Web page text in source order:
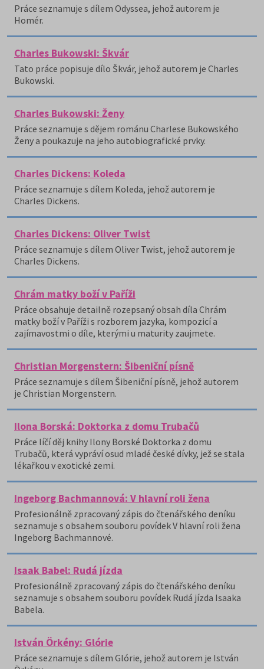
Práce seznamuje s dílem Odyssea, jehož autorem je
Homér.
Charles Bukowski: Škvár
Tato práce popisuje dílo Škvár, jehož autorem je Charles
Bukowski.
Charles Bukowski: Ženy
Práce seznamuje s dějem románu Charlese Bukowského
Ženy a poukazuje na jeho autobiografické prvky.
Charles Dickens: Koleda
Práce seznamuje s dílem Koleda, jehož autorem je
Charles Dickens.
Charles Dickens: Oliver Twist
Práce seznamuje s dílem Oliver Twist, jehož autorem je
Charles Dickens.
Chrám matky boží v Paříži
Práce obsahuje detailně rozepsaný obsah díla Chrám
matky boží v Paříži s rozborem jazyka, kompozicí a
zajímavostmi o díle, kterými u maturity zaujmete.
Christian Morgenstern: Šibeniční písně
Práce seznamuje s dílem Šibeniční písně, jehož autorem
je Christian Morgenstern.
Ilona Borská: Doktorka z domu Trubačů
Práce líčí děj knihy Ilony Borské Doktorka z domu
Trubačů, která vypráví osud mladé české dívky, jež se stala
lékařkou v exotické zemi.
Ingeborg Bachmannová: V hlavní roli žena
Profesionálně zpracovaný zápis do čtenářského deníku
seznamuje s obsahem souboru povídek V hlavní roli žena
Ingeborg Bachmannové.
Isaak Babel: Rudá jízda
Profesionálně zpracovaný zápis do čtenářského deníku
seznamuje s obsahem souboru povídek Rudá jízda Isaaka
Babela.
István Örkény: Glórie
Práce seznamuje s dílem Glórie, jehož autorem je István